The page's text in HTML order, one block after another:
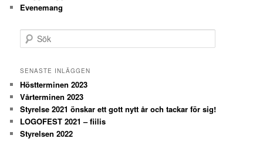
Evenemang
ö
SENASTE INLÄGGEN
Höstterminen 2023
Vårterminen 2023
Styrelse 2021 önskar ett gott nytt år och tackar för sig!
LOGOFEST 2021 – fiilis
Styrelsen 2022